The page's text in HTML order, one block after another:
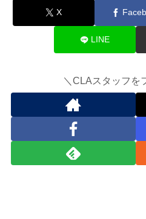
X
LINE
＼CLAスタッフを